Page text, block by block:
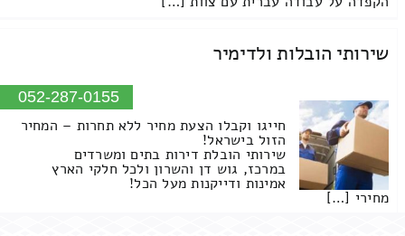
שירותי הובלות ולדימיר
052-287-0155
חייגו וקבלו הצעת מחיר ללא תחרות – המחיר
הזול בישראל!
שירותי הובלת דירות בתים ומשרדים
במרכז, גוש דן והשרון ולכל חלקי הארץ
אמינות ודייקנות מעל הכל!
מחירי […]